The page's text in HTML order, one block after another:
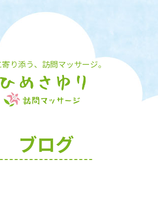
り添う、訪問マッサージ。
ブログ